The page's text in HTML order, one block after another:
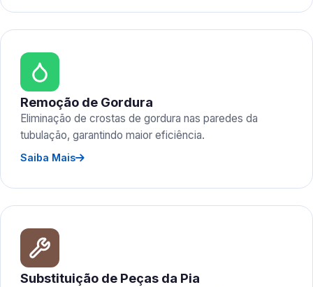
Remoção de Gordura
Eliminação de crostas de gordura nas paredes da
tubulação, garantindo maior eficiência.
Saiba Mais
Substituição de Peças da Pia